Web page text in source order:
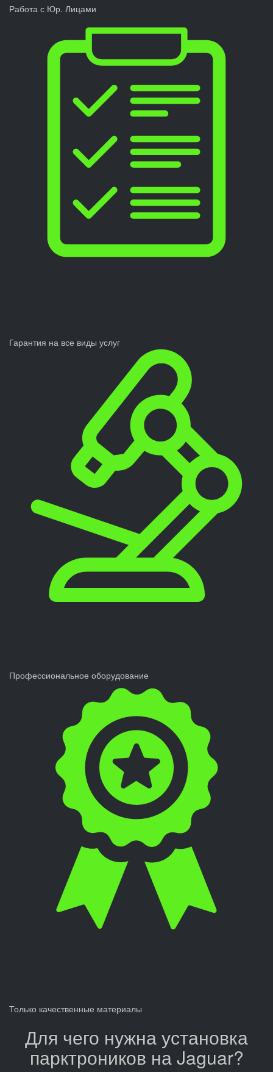
Работа с Юр. Лицами
Гарантия на все виды услуг
Профессиональное оборудование
Только качественные материалы
Для чего нужна установка
парктроников на Jaguar?